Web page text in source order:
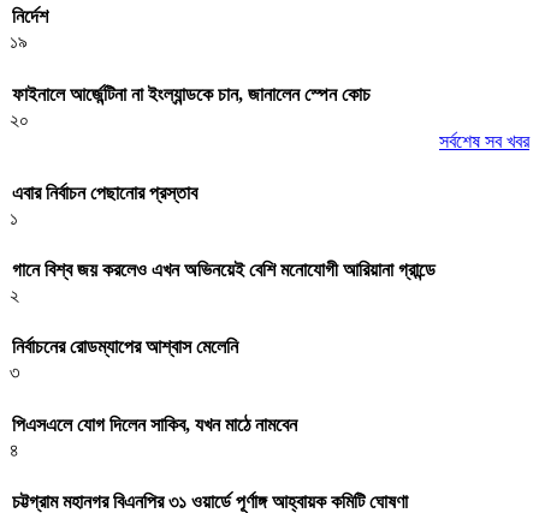
নির্দেশ
১৯
ফাইনালে আর্জেন্টিনা না ইংল্যান্ডকে চান, জানালেন স্পেন কোচ
২০
সর্বশেষ সব খবর
এবার নির্বাচন পেছানোর প্রস্তাব
১
গানে বিশ্ব জয় করলেও এখন অভিনয়েই বেশি মনোযোগী আরিয়ানা গ্রান্ডে
২
নির্বাচনের রোডম্যাপের আশ্বাস মেলেনি
৩
পিএসএলে যোগ দিলেন সাকিব, যখন মাঠে নামবেন
৪
চট্টগ্রাম মহানগর বিএনপির ৩১ ওয়ার্ডে পূর্ণাঙ্গ আহ্বায়ক কমিটি ঘোষণা